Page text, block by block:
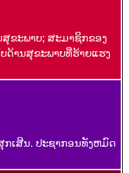
ຂະພາບ; ສະມາຊິກຂອງ
ານສຸຂະພາບທີ່ຮ້າຍແຮງ
ກເສີນ. ປະຊາກອນທັງຫມົດ